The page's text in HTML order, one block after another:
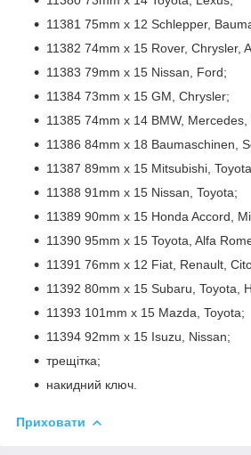
11381 75mm x 12 Schlepper,
11382 74mm x 15 Rover, Chrysler,
11383 79mm x 15 Nissan, Ford;
11384 73mm x 15 GM, Chrysler;
11385 74mm x 14 BMW, Mercedes,
11386 84mm x 18 Baumaschinen,
11387 89mm x 15 Mitsubishi,
11388 91mm x 15 Nissan, Toyota;
11389 90mm x 15 Honda Accord,
11390 95mm x 15 Toyota, Alfa
11391 76mm x 12 Fiat, Renault,
11392 80mm x 15 Subaru, Toyota,
11393 101mm x 15 Mazda, Toyota;
11394 92mm x 15 Isuzu, Nissan;
трещітка;
накидний ключ.
Приховати